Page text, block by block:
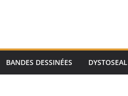
BANDES DESSINÉES DYSTOSEAL